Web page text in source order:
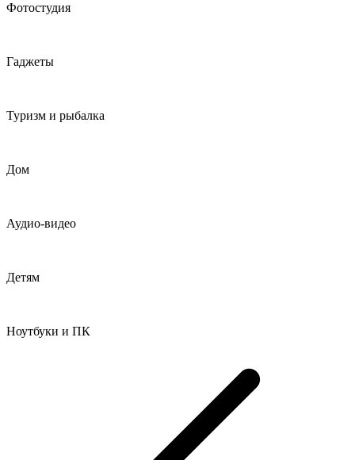
Фотостудия
Гаджеты
Туризм и рыбалка
Дом
Аудио-видео
Детям
Ноутбуки и ПК